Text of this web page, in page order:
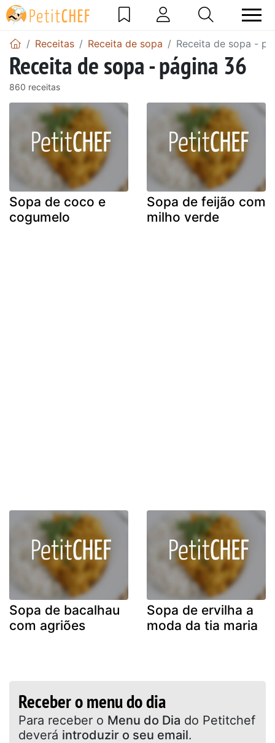
Receitas Receita de sopa Receita de sopa -
Receita de sopa - página 36
860 receitas
Sopa de coco e
cogumelo
Sopa de feijão com
milho verde
Sopa de bacalhau
com agriões
Sopa de ervilha a
moda da tia maria
Receber o menu do dia
Para receber o Menu do Dia do Petitchef
deverá introduzir o seu email.